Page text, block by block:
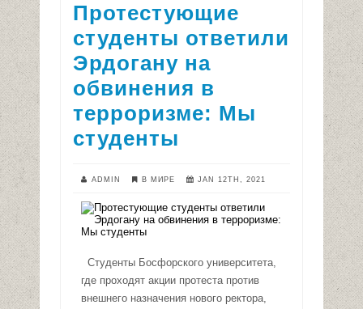
Протестующие
студенты ответили
Эрдогану на
обвинения в
терроризме: Мы
студенты
ADMIN В МИРЕ JAN 12TH, 2021
Студенты Босфорского университета,
где проходят акции протеста против
внешнего назначения нового ректора,